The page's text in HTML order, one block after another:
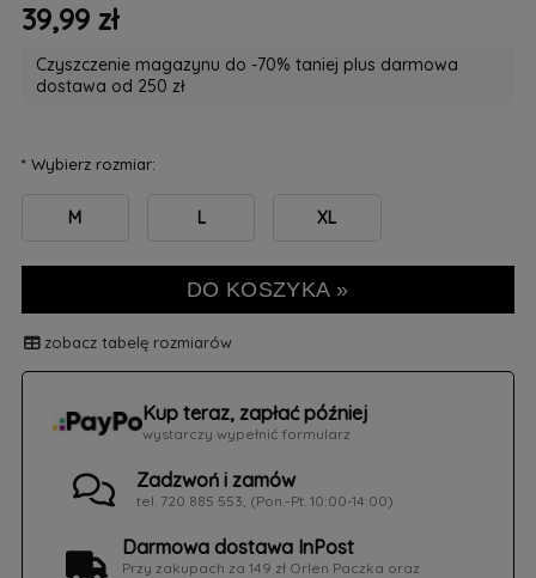
39,99 zł
Czyszczenie magazynu do -70% taniej plus darmowa
dostawa od 250 zł
*Wybierz rozmiar:
M L XL
DO KOSZYKA »
zobacz tabelę rozmiarów
Kup teraz, zapłać później
wystarczy wypełnić formularz
Zadzwoń i zamów
tel. 720 885 553, (Pon.-Pt. 10:00-14:00)
Darmowa dostawa InPost
Przy zakupach za 149 zł Orlen Paczka oraz